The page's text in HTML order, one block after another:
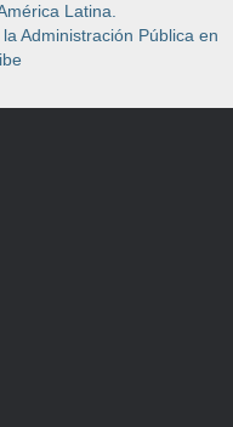
Latina.
Administración Pública en